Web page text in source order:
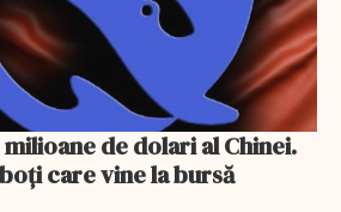
de dolari al Chinei.
care vine la bursă